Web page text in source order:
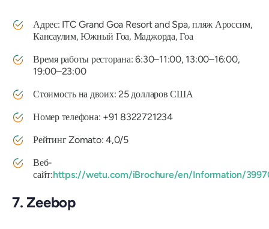
Адрес: ITC Grand Goa Resort and Spa, пляж Ароссим,
Кансаулим, Южный Гоа, Маджорда, Гоа
Время работы ресторана: 6:30–11:00, 13:00–16:00,
19:00–23:00
Стоимость на двоих: 25 долларов США
Номер телефона: +91 8322721234
Рейтинг Zomato: 4,0/5
Веб-
сайт:https://wetu.com/iBrochure/en/Information/
7. Zeebop